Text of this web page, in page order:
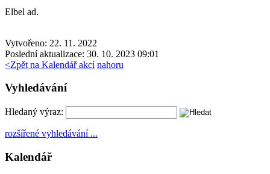
Elbel ad.
Vytvořeno: 22. 11. 2022
Poslední aktualizace: 30. 10. 2023 09:01
<Zpět na Kalendář akcí nahoru
Vyhledávání
Hledaný výraz:
rozšířené vyhledávání ...
Kalendář